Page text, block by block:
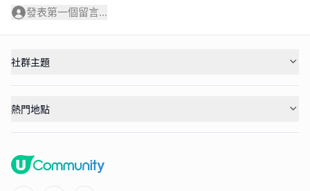
發表第一個留言...
社群主題
熱門地點